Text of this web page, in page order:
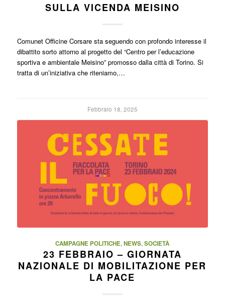
SULLA VICENDA MEISINO
Comunet Officine Corsare sta seguendo con profondo interesse il
dibattito sorto attorno al progetto del “Centro per l’educazione
sportiva e ambientale Meisino” promosso dalla città di Torino. Si
tratta di un’iniziativa che riteniamo,…
Febbraio 18, 2025
CAMPAGNE POLITICHE,NEWS,SOCIETÀ
23 FEBBRAIO – GIORNATA
NAZIONALE DI MOBILITAZIONE PER
LA PACE